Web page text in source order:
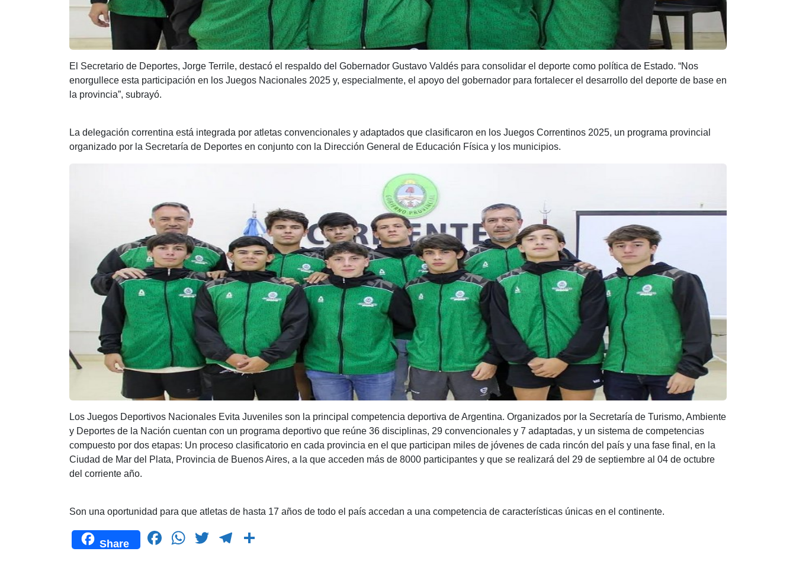
El Secretario de Deportes, Jorge Terrile, destacó el respaldo del Gobernador Gustavo Valdés para consolidar el deporte como política de Estado. “Nos
enorgullece esta participación en los Juegos Nacionales 2025 y, especialmente, el apoyo del gobernador para fortalecer el desarrollo del deporte de base en
la provincia”, subrayó.
La delegación correntina está integrada por atletas convencionales y adaptados que clasificaron en los Juegos Correntinos 2025, un programa provincial
organizado por la Secretaría de Deportes en conjunto con la Dirección General de Educación Física y los municipios.
Los Juegos Deportivos Nacionales Evita Juveniles son la principal competencia deportiva de Argentina. Organizados por la Secretaría de Turismo, Ambiente
y Deportes de la Nación cuentan con un programa deportivo que reúne 36 disciplinas, 29 convencionales y 7 adaptadas, y un sistema de competencias
compuesto por dos etapas: Un proceso clasificatorio en cada provincia en el que participan miles de jóvenes de cada rincón del país y una fase final, en la
Ciudad de Mar del Plata, Provincia de Buenos Aires, a la que acceden más de 8000 participantes y que se realizará del 29 de septiembre al 04 de octubre
del corriente año.
Son una oportunidad para que atletas de hasta 17 años de todo el país accedan a una competencia de características únicas en el continente.
Share
F
W
T
T